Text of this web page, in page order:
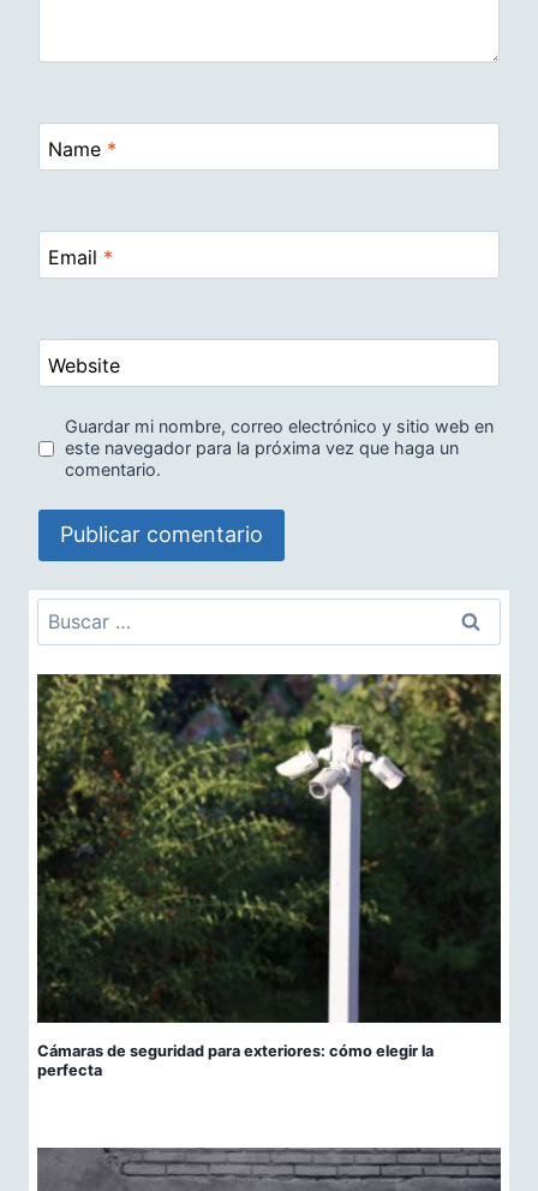
Name *
Email *
Website
Guardar mi nombre, correo electrónico y sitio web en
este navegador para la próxima vez que haga un
comentario.
Buscar:
Cámaras de seguridad para exteriores: cómo elegir la
perfecta